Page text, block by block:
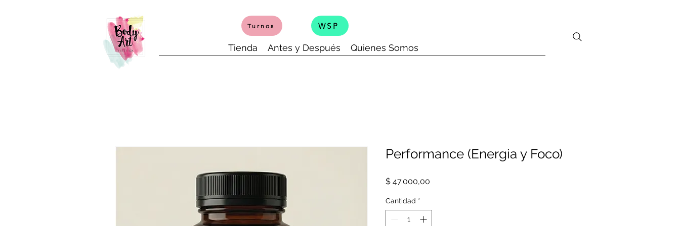
Tienda Antes y Después Quienes Somos
WSP
Turnos
Performance (Energia y Foco)
$ 47.000,00
Cantidad *